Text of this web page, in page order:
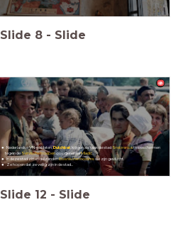
Slide 8 - Slide
Nederlandse VN-soldaten,Dutchbat, krijgen als taak de stad Srebrenicate beschermen
tegen de Servische troepeno.l.v. generaalMladić.
In deze stad zitten duizendenBosnische moslimsdie zijn gevlucht.
Ze hopen dat ze veilig zijn in de stad...
Slide 12 - Slide